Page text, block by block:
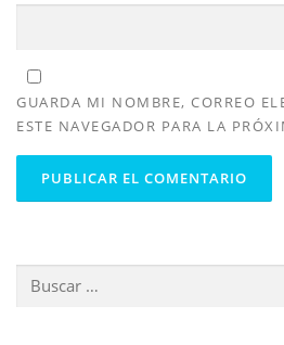
GUARDA MI NOMBRE, CORREO
ESTE NAVEGADOR PARA LA
Buscar: